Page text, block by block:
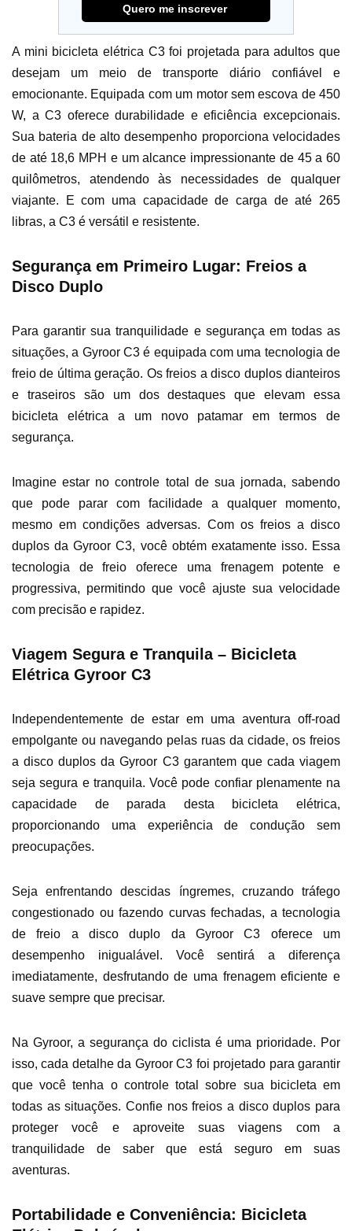
A mini bicicleta elétrica C3 foi projetada para adultos que
desejam um meio de transporte diário confiável e
emocionante. Equipada com um motor sem escova de 450
W, a C3 oferece durabilidade e eficiência excepcionais.
Sua bateria de alto desempenho proporciona velocidades
de até 18,6 MPH e um alcance impressionante de 45 a 60
quilômetros, atendendo às necessidades de qualquer
viajante. E com uma capacidade de carga de até 265
libras, a C3 é versátil e resistente.
Segurança em Primeiro Lugar: Freios a
Disco Duplo
Para garantir sua tranquilidade e segurança em todas as
situações, a Gyroor C3 é equipada com uma tecnologia de
freio de última geração. Os freios a disco duplos dianteiros
e traseiros são um dos destaques que elevam essa
bicicleta elétrica a um novo patamar em termos de
segurança.
Imagine estar no controle total de sua jornada, sabendo
que pode parar com facilidade a qualquer momento,
mesmo em condições adversas. Com os freios a disco
duplos da Gyroor C3, você obtém exatamente isso. Essa
tecnologia de freio oferece uma frenagem potente e
progressiva, permitindo que você ajuste sua velocidade
com precisão e rapidez.
Viagem Segura e Tranquila – Bicicleta
Elétrica Gyroor C3
Independentemente de estar em uma aventura off-road
empolgante ou navegando pelas ruas da cidade, os freios
a disco duplos da Gyroor C3 garantem que cada viagem
seja segura e tranquila. Você pode confiar plenamente na
capacidade de parada desta bicicleta elétrica,
proporcionando uma experiência de condução sem
preocupações.
Seja enfrentando descidas íngremes, cruzando tráfego
congestionado ou fazendo curvas fechadas, a tecnologia
de freio a disco duplo da Gyroor C3 oferece um
desempenho inigualável. Você sentirá a diferença
imediatamente, desfrutando de uma frenagem eficiente e
suave sempre que precisar.
Na Gyroor, a segurança do ciclista é uma prioridade. Por
isso, cada detalhe da Gyroor C3 foi projetado para garantir
que você tenha o controle total sobre sua bicicleta em
todas as situações. Confie nos freios a disco duplos para
proteger você e aproveite suas viagens com a
tranquilidade de saber que está seguro em suas
aventuras.
Portabilidade e Conveniência: Bicicleta